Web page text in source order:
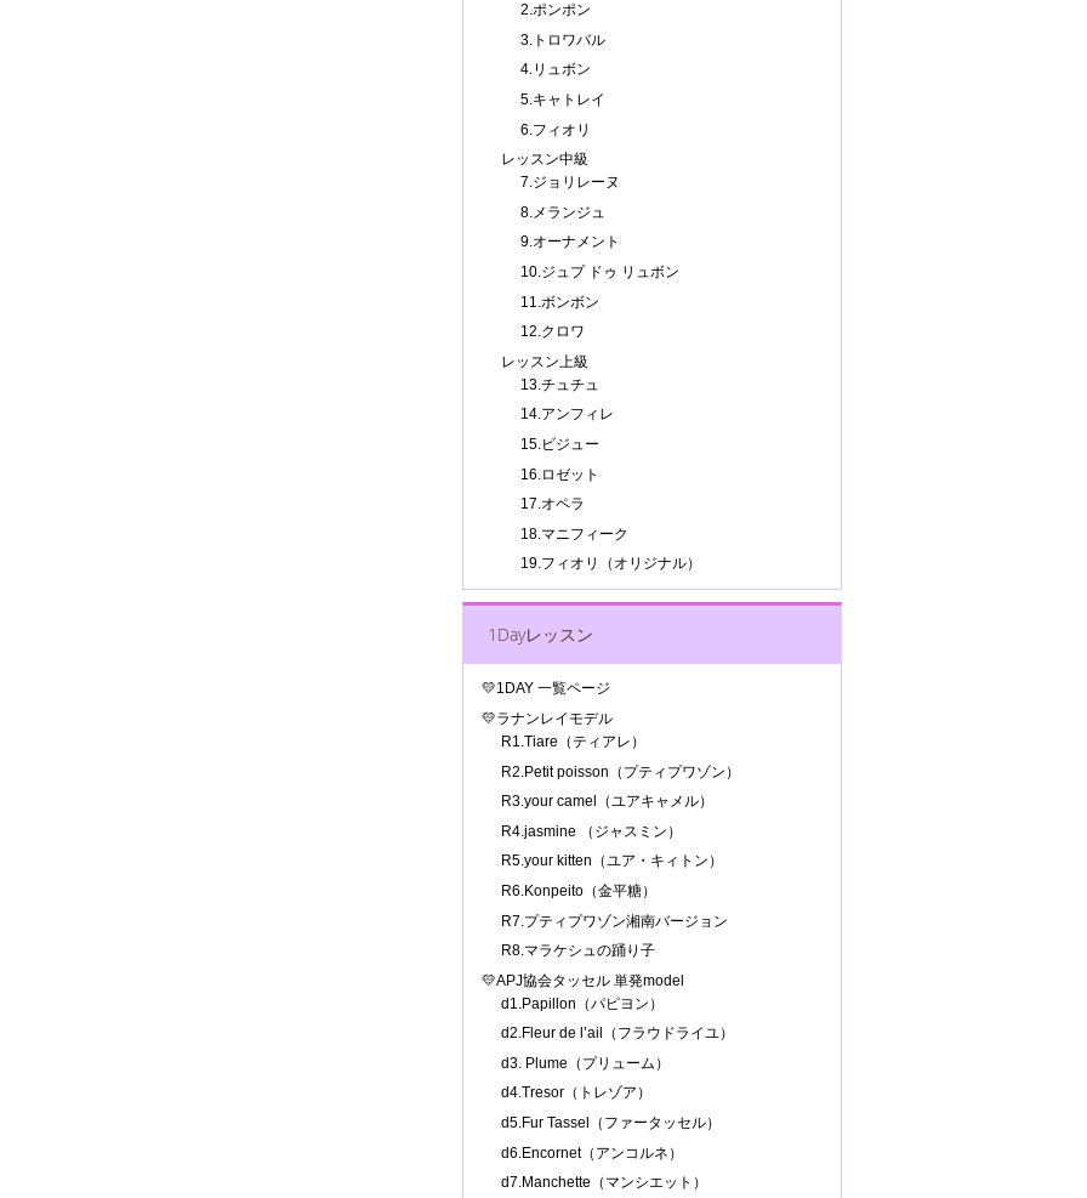
2.ポンポン
3.トロワバル
4.リュボン
5.キャトレイ
6.フィオリ
レッスン中級
7.ジョリレーヌ
8.メランジュ
9.オーナメント
10.ジュプ ドゥ リュボン
11.ボンボン
12.クロワ
レッスン上級
13.チュチュ
14.アンフィレ
15.ビジュー
16.ロゼット
17.オペラ
18.マニフィーク
19.フィオリ（オリジナル）
1Dayレッスン
💛1DAY 一覧ページ
💛ラナンレイモデル
R1.Tiare（ティアレ）
R2.Petit poisson（プティプワゾン）
R3.your camel（ユアキャメル）
R4.jasmine （ジャスミン）
R5.your kitten（ユア・キィトン）
R6.Konpeito（金平糖）
R7.プティプワゾン湘南バージョン
R8.マラケシュの踊り子
💛APJ協会タッセル 単発model
d1.Papillon（パピヨン）
d2.Fleur de l’ail（フラウドライユ）
d3. Plume（プリューム）
d4.Tresor（トレゾア）
d5.Fur Tassel（ファータッセル）
d6.Encornet（アンコルネ）
d7.Manchette（マンシエット）